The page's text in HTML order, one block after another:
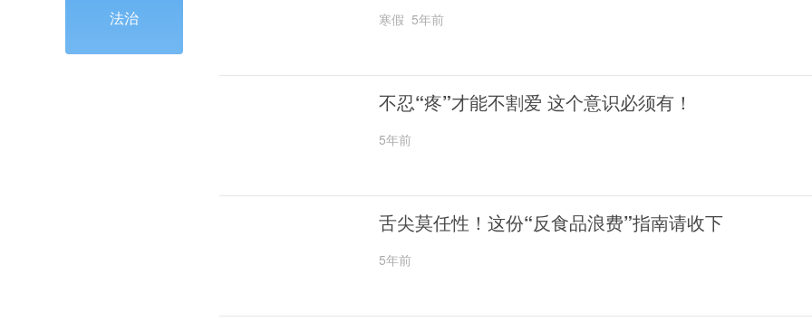
法治
寒假 5年前
不忍“疼”才能不割爱 这个意识必须有！
5年前
舌尖莫任性！这份“反食品浪费”指南请收下
5年前